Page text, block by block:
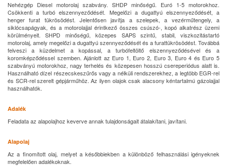
Nehézgép Diesel motorolaj szabvány. SHDP minőségű. Euró 1-5 motorokhoz.
Csökkenti a turbó elszennyeződését. Megelőzi a dugattyú elszennyeződését, a
henger furat tükrösödést. Jelentősen javítja a szelepek, a vezérműtengely, a
siklócsapágyak, és a motorolajjal érintkező összes csúszó-, kopó alkatrész üzemi
körülményeit. SHPD minőségű, közepes SAPS szintű, stabil, viszkozitástartó
motorolaj, amely megelőzi a dugattyú szennyeződését és a furattükrösödést. Továbbá
felveszi a küzdelmet a kopással, a turbófeltöltő elszennyeződésével és a
koromképződéssel szemben. Ajánlott az Euro 1, Euro 2, Euro 3, Euro 4 és Euro 5
szabványú motorokhoz, nagy terhelés és közepesen hosszú csereperiódus alatt is.
Használható dízel részecskeszűrős vagy a nélküli rendszerekhez, a legtöbb EGR-rel
és SCR-rel szerelt gépjárműhöz. Az ilyen olajok csak alacsony kéntartalmú gázolajjal
használhatók.
Adalék
Feladata az alapolajhoz keverve annak tulajdonságait átalakítani, javítani.
Alapolaj
Az a finomított olaj, melyet a későbbiekben a különböző felhasználási igényeknek
megfelelően adalékoknak.